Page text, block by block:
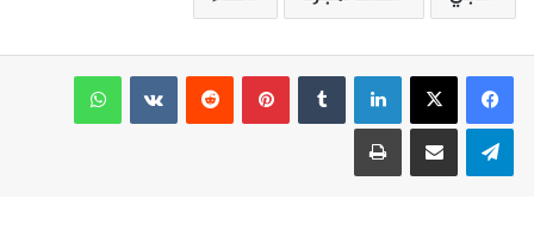
لينكدإن بينتيريست
واتساب
تيلقرام مشاركة عبر البريد طباعة